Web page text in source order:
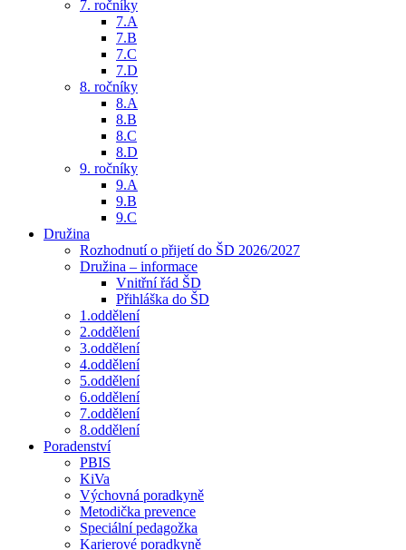
7. ročníky
7.A
7.B
7.C
7.D
8. ročníky
8.A
8.B
8.C
8.D
9. ročníky
9.A
9.B
9.C
Družina
Rozhodnutí o přijetí do ŠD 2026/2027
Družina – informace
Vnitřní řád ŠD
Přihláška do ŠD
1.oddělení
2.oddělení
3.oddělení
4.oddělení
5.oddělení
6.oddělení
7.oddělení
8.oddělení
Poradenství
PBIS
KiVa
Výchovná poradkyně
Metodička prevence
Speciální pedagožka
Karierové poradkyně